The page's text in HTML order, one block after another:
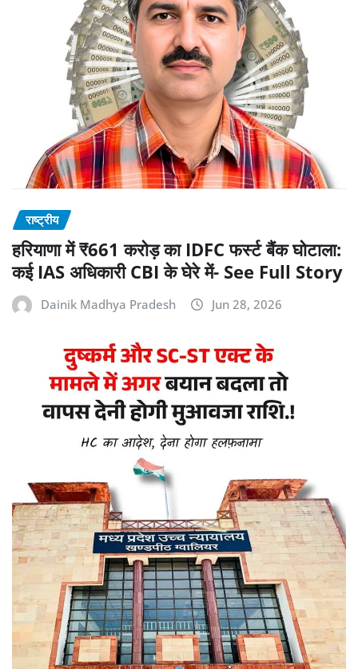
राष्ट्रीय
हरियाणा में ₹661 करोड़ का IDFC फर्स्ट बैंक घोटाला:
कई IAS अधिकारी CBI के घेरे में- See Full Story
Dainik Madhya Pradesh Jun 28, 2026